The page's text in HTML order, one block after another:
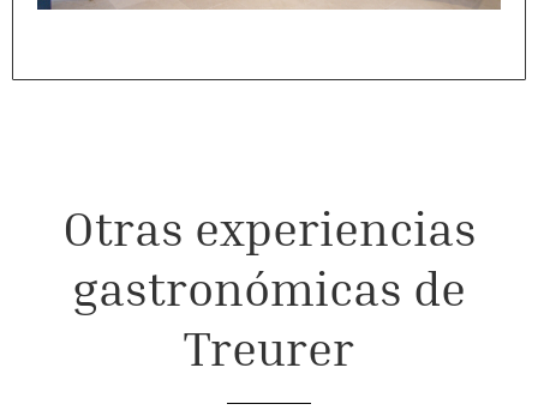
Otras experiencias
gastronómicas de
Treurer